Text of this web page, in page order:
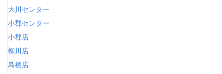
大川センター
小郡センター
小郡店
柳川店
鳥栖店